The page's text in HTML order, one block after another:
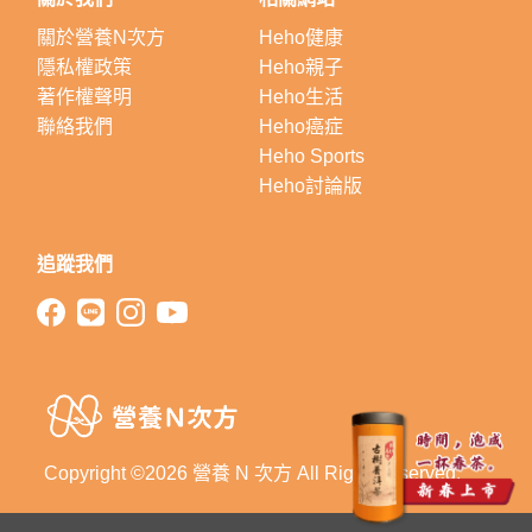
Copyright ©2026 營養 N 次方 All Right Reserved.
關於營養N次方
隱私權政策
著作權聲明
聯絡我們
Heho健康
Heho親子
Heho生活
Heho癌症
Heho Sports
Heho討論版
追蹤我們